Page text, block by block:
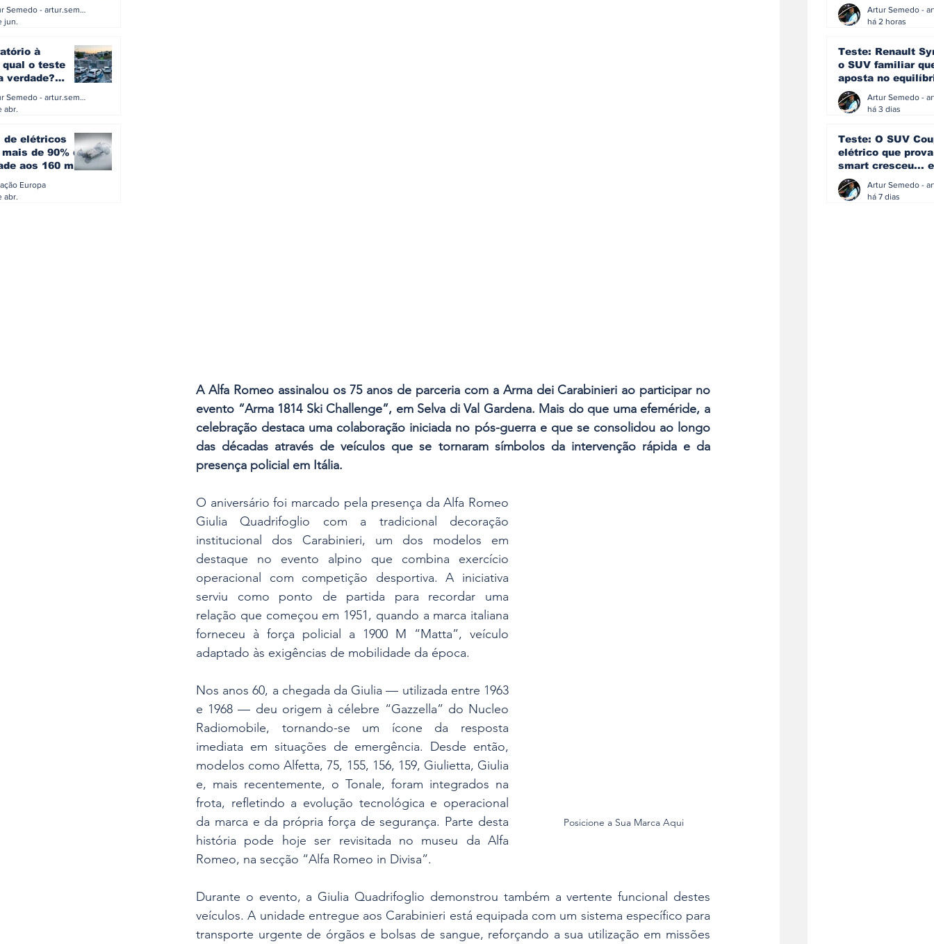
Artur Semedo - artur.semedo@publiracing.pt
jun.
à
qual o teste
verdade?
Artur Semedo - artur.semedo@publiracing.pt
abr.
de elétricos
de 90% da
aos 160 mil
Europa
abr.
A Alfa Romeo assinalou os 75 anos de parceria com a Arma dei Carabinieri ao participar no
evento “Arma 1814 Ski Challenge”, em Selva di Val Gardena. Mais do que uma efeméride, a
celebração destaca uma colaboração iniciada no pós-guerra e que se consolidou ao longo
das décadas através de veículos que se tornaram símbolos da intervenção rápida e da
presença policial em Itália.
Posicione a Sua Marca Aqui
O aniversário foi marcado pela presença da Alfa Romeo
Giulia Quadrifoglio com a tradicional decoração
institucional dos Carabinieri, um dos modelos em
destaque no evento alpino que combina exercício
operacional com competição desportiva. A iniciativa
serviu como ponto de partida para recordar uma
relação que começou em 1951, quando a marca italiana
forneceu à força policial a 1900 M “Matta”, veículo
adaptado às exigências de mobilidade da época.
Nos anos 60, a chegada da Giulia — utilizada entre 1963
e 1968 — deu origem à célebre “Gazzella” do Nucleo
Radiomobile, tornando-se um ícone da resposta
imediata em situações de emergência. Desde então,
modelos como Alfetta, 75, 155, 156, 159, Giulietta, Giulia
e, mais recentemente, o Tonale, foram integrados na
frota, refletindo a evolução tecnológica e operacional
da marca e da própria força de segurança. Parte desta
história pode hoje ser revisitada no museu da Alfa
Romeo, na secção “Alfa Romeo in Divisa”.
Durante o evento, a Giulia Quadrifoglio demonstrou também a vertente funcional destes
veículos. A unidade entregue aos Carabinieri está equipada com um sistema específico para
transporte urgente de órgãos e bolsas de sangue, reforçando a sua utilização em missões
eficiência e
simplicidade
há 2 horas
Teste: Renault
o SUV familiar
aposta no
ainda acredita na
manualhá 3 dias
Teste: O SUV
elétrico que
smart cresceu... e
amadureceu
há 7 dias